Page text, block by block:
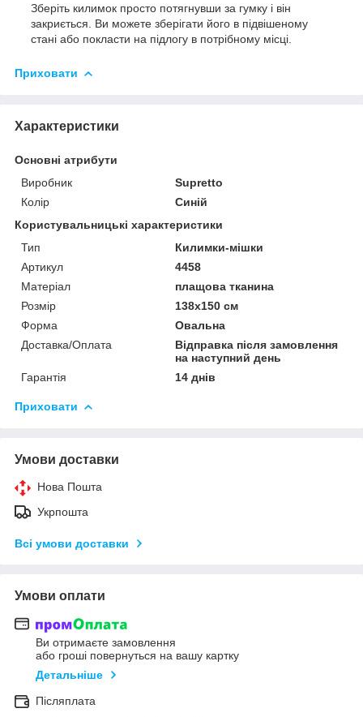
Зберіть килимок просто потягнувши за гумку і він
закриється. Ви можете зберігати його в підвішеному
стані або покласти на підлогу в потрібному місці.
Приховати
Характеристики
Основні атрибути
Виробник
Supretto
Колір
Синій
Користувальницькі характеристики
Тип
Килимки-мішки
Артикул
4458
Матеріал
плащова тканина
Розмір
138х150 см
Форма
Овальна
Доставка/Оплата
Відправка після замовлення
на наступний день
Гарантія
14 днів
Приховати
Умови доставки
Нова Пошта
Укрпошта
Всі умови доставки
Умови оплати
Ви отримаєте замовлення
або гроші повернуться на вашу картку
Детальніше
Післяплата